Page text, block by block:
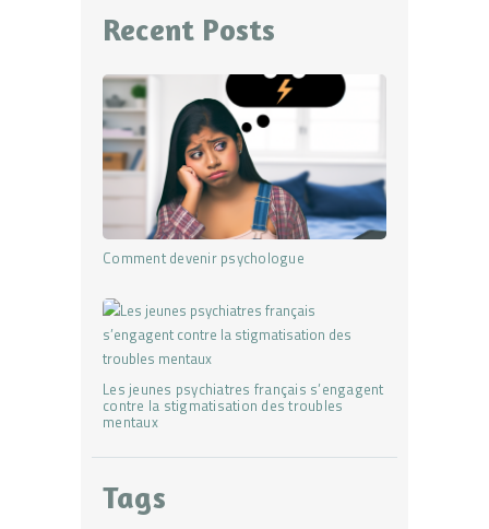
Recent Posts
Comment devenir psychologue
Les jeunes psychiatres français s’engagent
contre la stigmatisation des troubles
mentaux
Tags